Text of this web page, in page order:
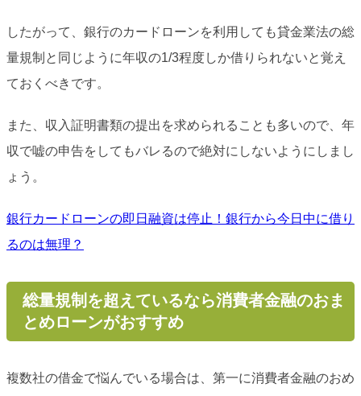
したがって、銀行のカードローンを利用しても貸金業法の総
量規制と同じように年収の1/3程度しか借りられないと覚え
ておくべきです。
また、収入証明書類の提出を求められることも多いので、年
収で嘘の申告をしてもバレるので絶対にしないようにしまし
ょう。
銀行カードローンの即日融資は停止！銀行から今日中に借り
るのは無理？
総量規制を超えているなら消費者金融のおま
とめローンがおすすめ
複数社の借金で悩んでいる場合は、第一に消費者金融のおめ